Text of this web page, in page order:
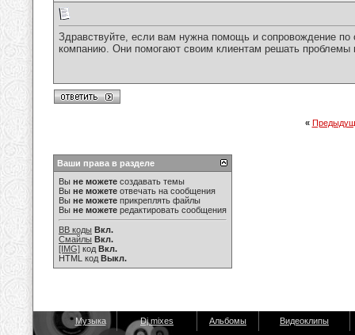
Здравствуйте, если вам нужна помощь и сопровождение по
компанию. Они помогают своим клиентам решать
«
Ваши права в разделе
Вы не можете создавать темы
Вы не можете отвечать на сообщения
Вы не можете прикреплять файлы
Вы не можете редактировать сообщения
BB коды Вкл.
Смайлы Вкл.
[IMG] код Вкл.
HTML код Выкл.
Музыка Dj mixes Альбомы Видеоклипы